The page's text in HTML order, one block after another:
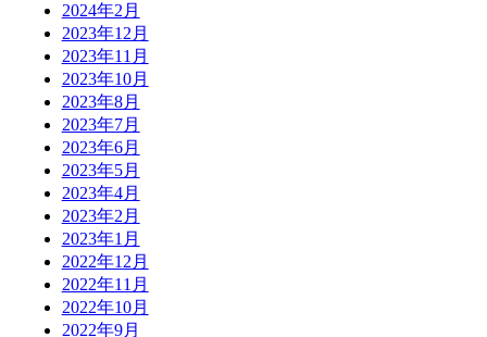
2024年2月
2023年12月
2023年11月
2023年10月
2023年8月
2023年7月
2023年6月
2023年5月
2023年4月
2023年2月
2023年1月
2022年12月
2022年11月
2022年10月
2022年9月